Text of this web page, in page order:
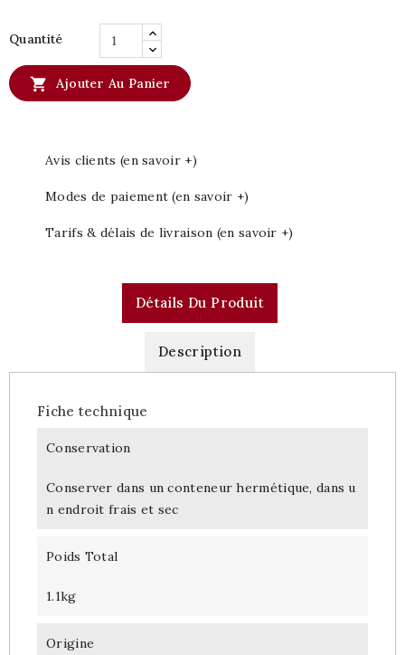
Quantité
 Ajouter Au Panier
Avis clients (en savoir +)
Modes de paiement (en savoir +)
Tarifs & délais de livraison (en savoir +)
Détails Du Produit
Description
Fiche technique
Conservation
Conserver dans un conteneur hermétique, dans u
n endroit frais et sec
Poids Total
1.1kg
Origine